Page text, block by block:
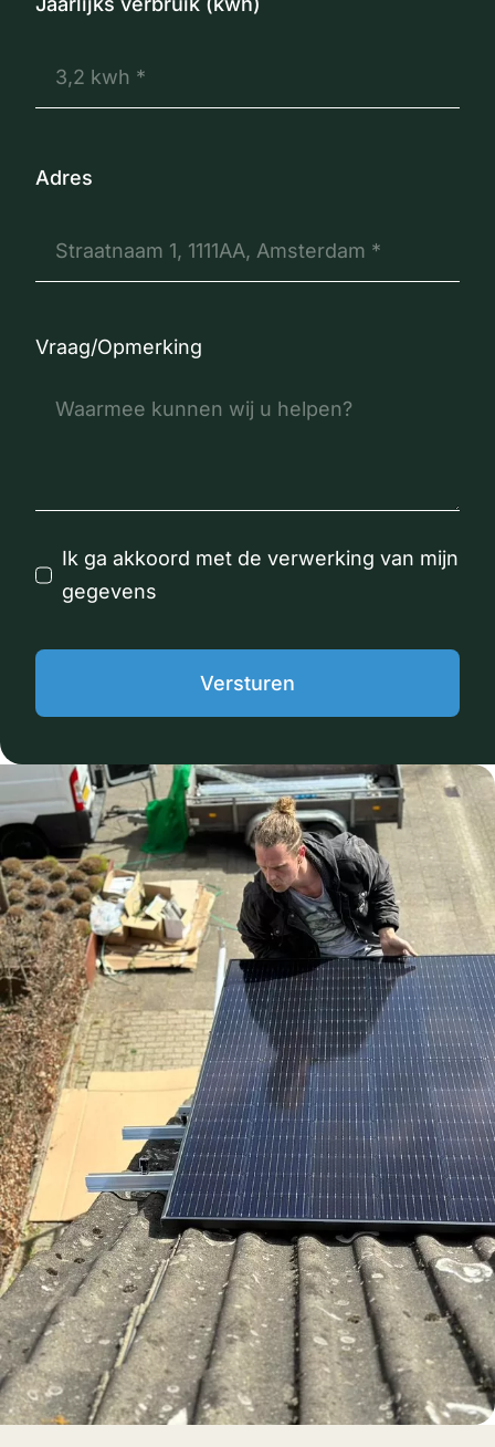
Adres
Vraag/Opmerking
Ik ga akkoord met de verwerking van mijn
gegevens
Versturen